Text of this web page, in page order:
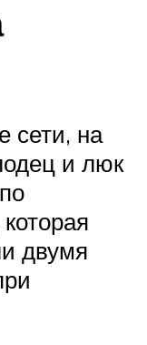
сети, на
и люк
двумя